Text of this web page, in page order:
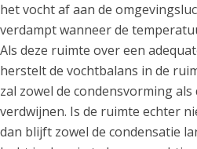
het vocht af aan de
verdampt wanneer de
Als deze ruimte over een
herstelt de vochtbalans in de
zal zowel de condensvorming
verdwijnen. Is de ruimte echter
dan blijft zowel de condensatie